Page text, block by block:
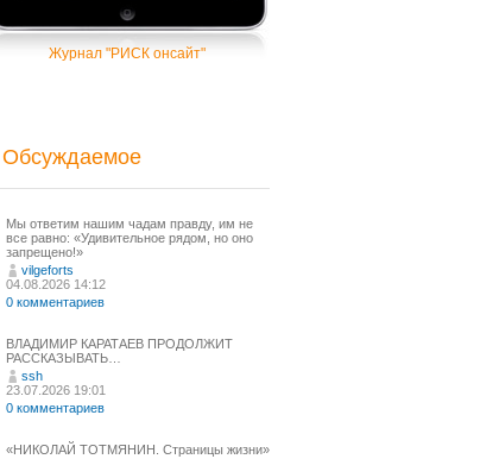
Журнал "РИСК онсайт"
Обсуждаемое
Мы ответим нашим чадам правду, им не
все равно: «Удивительное рядом, но оно
запрещено!»
vilgeforts
04.08.2026 14:12
0 комментариев
ВЛАДИМИР КАРАТАЕВ ПРОДОЛЖИТ
РАССКАЗЫВАТЬ…
ssh
23.07.2026 19:01
0 комментариев
«НИКОЛАЙ ТОТМЯНИН. Страницы жизни»